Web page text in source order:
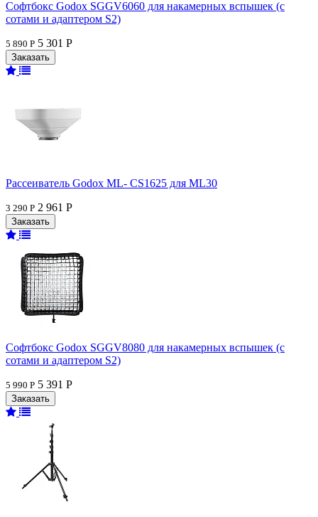
Софтбокс Godox SGGV6060 для накамерных вспышек (с
сотами и адаптером S2)
5 890 Р 5 301 Р
Рассеиватель Godox ML- CS1625 для ML30
3 290 Р 2 961 Р
Софтбокс Godox SGGV8080 для накамерных вспышек (с
сотами и адаптером S2)
5 990 Р 5 391 Р